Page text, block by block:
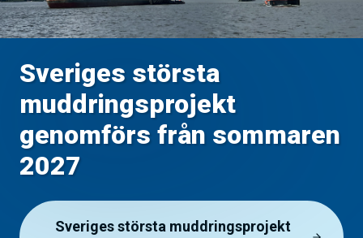
Sveriges största
muddringsprojekt
genomförs från sommaren
2027
Sveriges största muddringsprojekt